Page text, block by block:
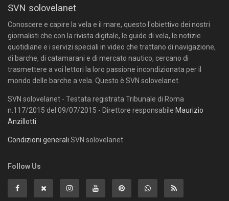
SVN solovelanet
Conoscere e capire la vela e il mare, questo l'obiettivo dei nostri
giornalisti che con la rivista digitale, le guide di vela, le notizie
quotidiane e i servizi speciali in video che trattano di navigazione,
di barche, di catamarani e di mercato nautico, cercano di
trasmettere a voi lettori la loro passione incondizionata per il
mondo delle barche a vela. Questo è SVN solovelanet.
SVN solovelanet - Testata registrata Tribunale di Roma
n.117/2015 del 09/07/2015 - Direttore responsabile Maurizio
Anzillotti
Condizioni generali SVN solovelanet
Follow Us